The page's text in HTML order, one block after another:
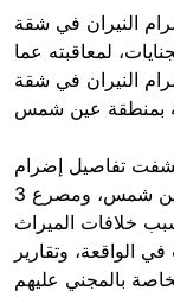
النيران في شقة
لمعاقبته عما
النيران في شقة
تفاصيل إضرام
شخص للنيران في شقة سكنية بمنطقة عين شمس، ومصرع 3
بسبب خلافات الميراث
الواقعة، وتقارير